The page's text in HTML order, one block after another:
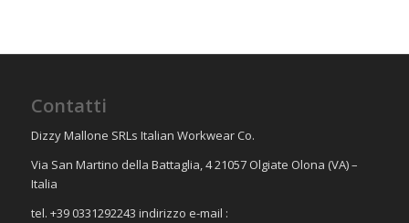
Contatti
Dizzy Mallone SRLs Italian Workwear Co.
Via San Martino della Battaglia, 4 21057 Olgiate Olona (VA) –
Italia
tel. +39 0331292243 indirizzo e-mail :